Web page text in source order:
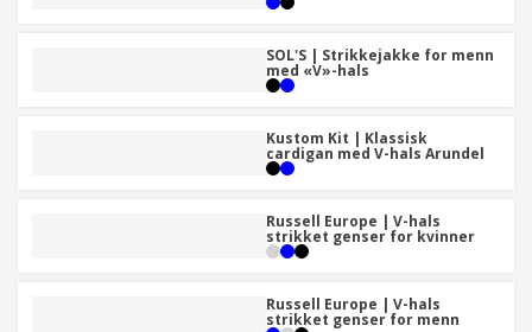
SOL'S | Strikkejakke for menn
med «V»-hals
Kustom Kit | Klassisk
cardigan med V-hals Arundel
Russell Europe | V-hals
strikket genser for kvinner
Russell Europe | V-hals
strikket genser for menn